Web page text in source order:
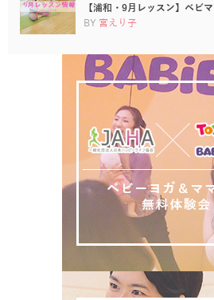
【浦和・9月レッスン】ベビ
BY 宮えり子